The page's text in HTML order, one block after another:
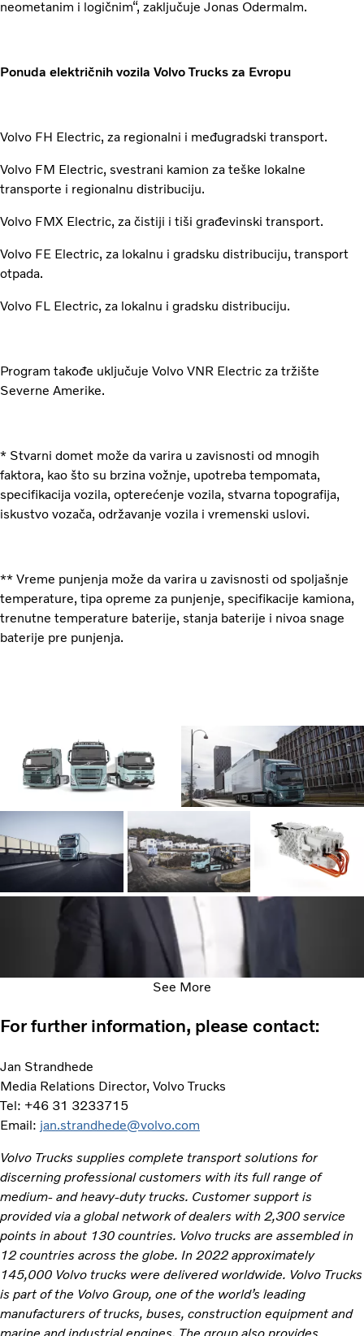
neometanim i logičnim“, zaključuje Jonas Odermalm.
Ponuda električnih vozila Volvo Trucks za Evropu
Volvo FH Electric, za regionalni i međugradski transport.
Volvo FM Electric, svestrani kamion za teške lokalne
transporte i regionalnu distribuciju.
Volvo FMX Electric, za čistiji i tiši građevinski transport.
Volvo FE Electric, za lokalnu i gradsku distribuciju, transport
otpada.
Volvo FL Electric, za lokalnu i gradsku distribuciju.
Program takođe uključuje Volvo VNR Electric za tržište
Severne Amerike.
* Stvarni domet može da varira u zavisnosti od mnogih
faktora, kao što su brzina vožnje, upotreba tempomata,
specifikacija vozila, opterećenje vozila, stvarna topografija,
iskustvo vozača, održavanje vozila i vremenski uslovi.
** Vreme punjenja može da varira u zavisnosti od spoljašnje
temperature, tipa opreme za punjenje, specifikacije kamiona,
trenutne temperature baterije, stanja baterije i nivoa snage
baterije pre punjenja.
See More
For further information, please contact:
Jan Strandhede
Media Relations Director, Volvo Trucks
Tel: +46 31 3233715
Email: jan.strandhede@volvo.com
Volvo Trucks supplies complete transport solutions for
discerning professional customers with its full range of
medium- and heavy-duty trucks. Customer support is
provided via a global network of dealers with 2,300 service
points in about 130 countries. Volvo trucks are assembled in
12 countries across the globe. In 2022 approximately
145,000 Volvo trucks were delivered worldwide. Volvo Trucks
is part of the Volvo Group, one of the world’s leading
manufacturers of trucks, buses, construction equipment and
marine and industrial engines. The group also provides